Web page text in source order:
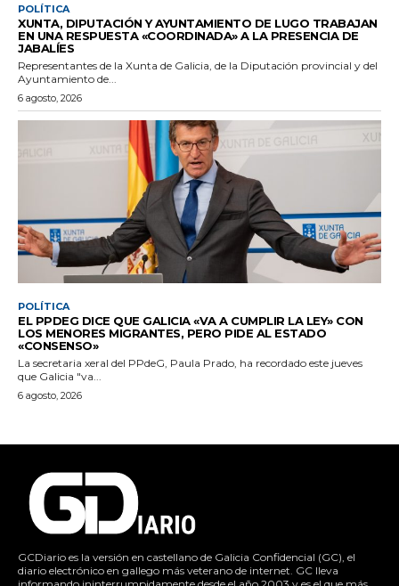
POLÍTICA
XUNTA, DIPUTACIÓN Y AYUNTAMIENTO DE LUGO TRABAJAN
EN UNA RESPUESTA «COORDINADA» A LA PRESENCIA DE
JABALÍES
Representantes de la Xunta de Galicia, de la Diputación provincial y del
Ayuntamiento de...
6 agosto, 2026
POLÍTICA
EL PPDEG DICE QUE GALICIA «VA A CUMPLIR LA LEY» CON
LOS MENORES MIGRANTES, PERO PIDE AL ESTADO
«CONSENSO»
La secretaria xeral del PPdeG, Paula Prado, ha recordado este jueves
que Galicia "va...
6 agosto, 2026
GCDiario es la versión en castellano de Galicia Confidencial (GC), el
diario electrónico en gallego más veterano de internet. GC lleva